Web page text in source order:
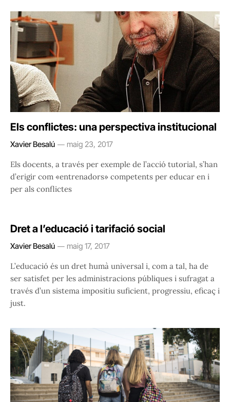
Els conflictes: una perspectiva institucional
Xavier Besalú maig 23, 2017
Els docents, a través per exemple de l’acció tutorial, s’han
d’erigir com «entrenadors» competents per educar en i
per als conflictes
Dret a l’educació i tarifació social
Xavier Besalú maig 17, 2017
L’educació és un dret humà universal i, com a tal, ha de
ser satisfet per les administracions públiques i sufragat a
través d’un sistema impositiu suficient, progressiu, eficaç i
just.